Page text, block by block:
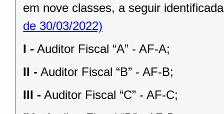
em nove classes, a seguir
de 30/03/2022)
I - Auditor Fiscal “A” - AF-A;
II - Auditor Fiscal “B” - AF-B;
III - Auditor Fiscal “C” - AF-C;